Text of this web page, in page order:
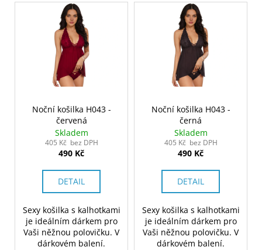
Noční košilka H043 -
červená
Skladem
405 Kč bez DPH
490 Kč
DETAIL
Sexy košilka s kalhotkami
je ideálním dárkem pro
Vaši něžnou polovičku. V
dárkovém balení.
Noční košilka H043 -
černá
Skladem
405 Kč bez DPH
490 Kč
DETAIL
Sexy košilka s kalhotkami
je ideálním dárkem pro
Vaši něžnou polovičku. V
dárkovém balení.